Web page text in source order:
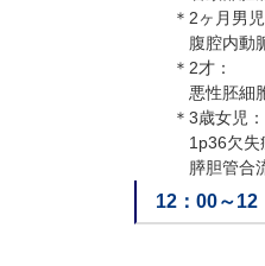
＊2ヶ月男
腹腔内動
＊2才：
悪性胚細
＊3歳女児：
1p36欠失
膵胆管合
12：00～12